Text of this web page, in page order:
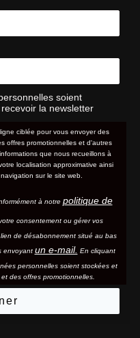
soient
la newsletter
ciblée pour vous envoyer des
offres promotionnelles et d'autres
que nous recueillons à
localisation approximative ainsi
sur le site web.
à notre politique de
consentement ou gérer vos
de désabonnement situé au bas
envoyant un e-mail. En cliquant
personnelles soient stockées et
des offres promotionnelles.